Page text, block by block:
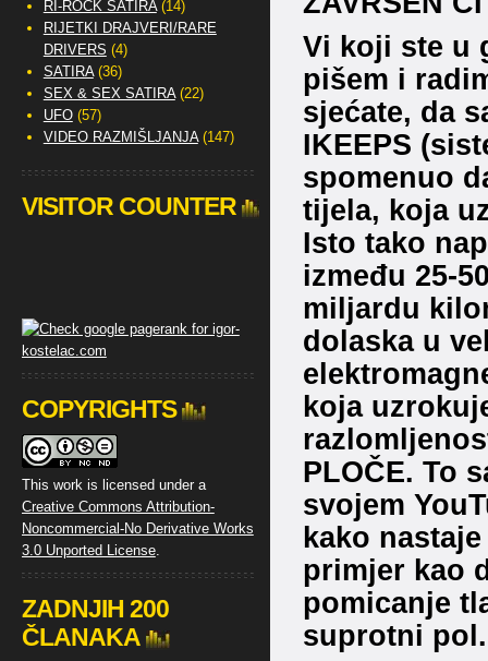
Vi koji ste u
pišem i
sjećate, da
IKEEPS
spomenuo
tijela, koja
Isto tako
između 25-
miljardu
dolaska u
koja
PLOČE. To
svojem
kako
primjer kao
pomicanje
suprotni pol.
RI-ROCK SATIRA(14)
RIJETKI DRAJVERI/RARE
DRIVERS (4)
SATIRA(36)
SEX & SEX SATIRA(22)
UFO(57)
VIDEO RAZMIŠLJANJA(147)
VISITOR COUNTER
COPYRIGHTS
This work is licensed under a
Creative Commons Attribution-
Noncommercial-No Derivative Works
3.0 Unported License.
ZADNJIH 200
ČLANAKA